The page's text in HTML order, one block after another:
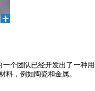
个团队已经开发出了一种
，例如陶瓷和金属。